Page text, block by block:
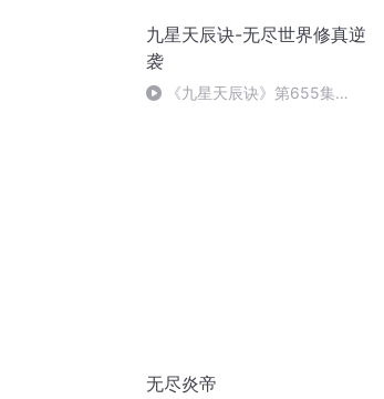
九星天辰诀-无尽世界修真逆
袭
《九星天辰诀》第655集
无尽炎帝